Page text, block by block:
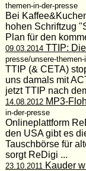
themen-in-der-presse
Bei
hohen Schriftzug
Plan für den
09.03.2014TTIP:
presse/unsere-
TTIP (& CETA)
uns damals mit
jetzt TTIP nach
14.08.2012MP3-
in-der-presse
Onlineplattform
den USA gibt es
Tauschbörse für
sorgt ReDigi ...
23.10.2011 Kauder